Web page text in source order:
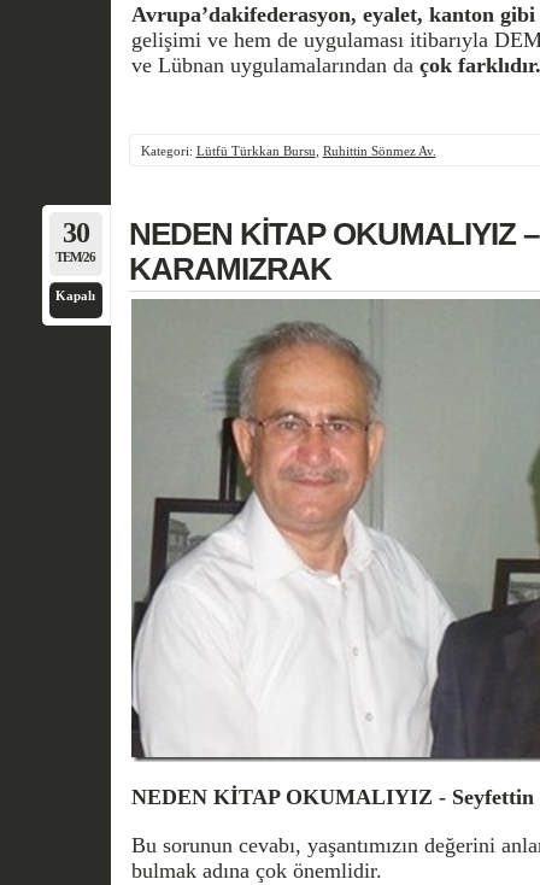
Avrupa’dakifederasyon, eyalet, kanton
gelişimi ve hem de uygulaması itibarıyla
ve Lübnan uygulamalarından da çok farklıdır.
Kategori: Lütfü Türkkan Bursu Ruhittin Sönmez Av.
30
TEM/26
Kapalı
NEDEN KİTAP OKUMALIYIZ
KARAMIZRAK
NEDEN KİTAP OKUMALIYIZ -
Bu sorunun cevabı, yaşantımızın değerini
bulmak adına çok önemlidir.